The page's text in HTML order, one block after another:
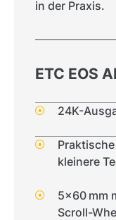
in der Praxis.
ETC EOS
24K-
kleinere
5x60 mm
Scroll-